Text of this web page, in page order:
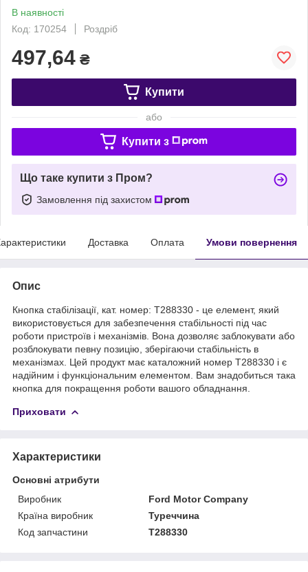
В наявності
Код: 170254
Роздріб
497,64 ₴
Купити
або
Купити з
Що таке купити з Пром?
Замовлення під захистом
Доставка Оплата Умови повернення
Опис
Кнопка стабілізації, кат. номер: T288330 - це елемент, який
використовується для забезпечення стабільності під час
роботи пристроїв і механізмів. Вона дозволяє заблокувати або
розблокувати певну позицію, зберігаючи стабільність в
механізмах. Цей продукт має каталожний номер T288330 і є
надійним і функціональним елементом. Вам знадобиться така
кнопка для покращення роботи вашого обладнання.
Приховати
Характеристики
Основні атрибути
Виробник
Ford Motor Company
Країна виробник
Туреччина
Код запчастини
T288330